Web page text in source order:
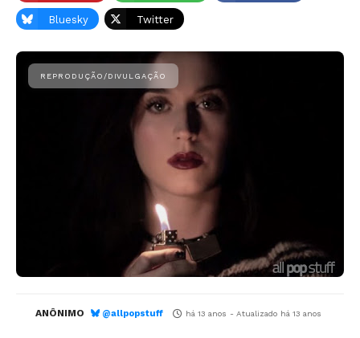
Bluesky Twitter
ANÔNIMO @allpopstuff há 13 anos - Atualizado há 13 anos